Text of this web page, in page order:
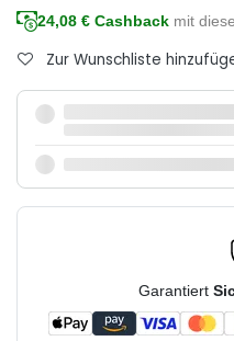
24,08 € Cashback mit
Zur Wunschliste
Garantiert